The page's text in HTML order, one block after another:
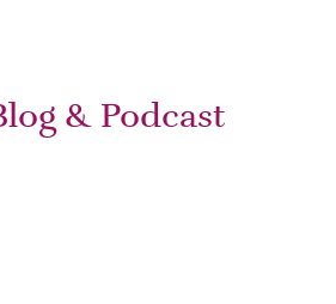
& Podcast